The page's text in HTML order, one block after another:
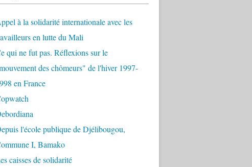
à la solidarité internationale avec les
en lutte du Mali
qui ne fut pas. Réflexions sur le
des chômeurs" de l'hiver 1997-
en France
l'école publique de Djélibougou,
I, Bamako
caisses de solidarité